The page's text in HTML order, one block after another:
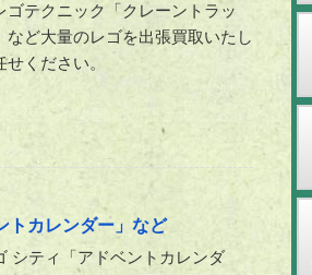
テクニック「クレーントラッ
ど大量のレゴを出張買取いたし
ください。
トカレンダー」など
シティ「アドベントカレンダ